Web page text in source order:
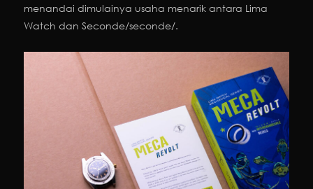
menandai dimulainya usaha menarik antara Lima
Watch dan Seconde/seconde/.